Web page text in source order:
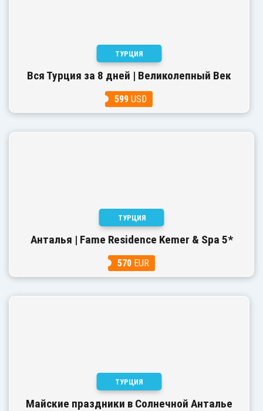
ТУРЦИЯ
Вся Турция за 8 дней | Великолепный Век
599 USD
ТУРЦИЯ
Анталья | Fame Residence Kemer & Spa 5*
570 EUR
ТУРЦИЯ
Майские праздники в Солнечной Анталье